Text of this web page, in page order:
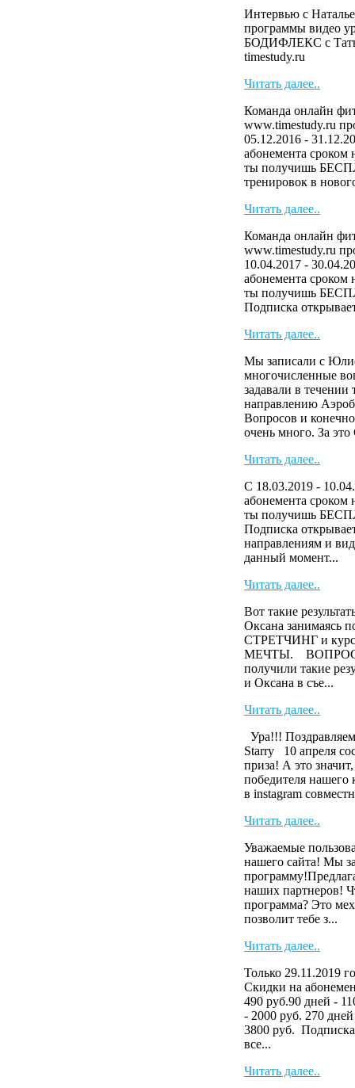
Интервью с
программы видео
БОДИФЛЕКС с
timestudy.ru
Читать далее..
Команда онлайн
www.timestudy.ru
05.12.2016 -
абонемента сроком
ты получишь
тренировок в
Читать далее..
Команда онлайн
www.timestudy.ru
10.04.2017 -
абонемента сроком
ты получишь
Подписка
Читать далее..
Мы записали с
многочисленные
задавали в течении
направлению
Вопросов и
очень много. За
Читать далее..
С 18.03.2019 -
абонемента сроком
ты получишь
Подписка
направлениям и
данный момент...
Читать далее..
Вот такие
Оксана занимаясь
СТРЕТЧИНГ и
МЕЧТЫ. ВОПРОС?
получили такие
и Оксана в съе...
Читать далее..
Ура!!!
Starry 10 апреля
приза! А это
победителя нашего
в instagram
Читать далее..
Уважаемые
нашего сайта! Мы
наших партнеров!
программа? Это
позволит тебе з...
Читать далее..
Только 29.11.2019
Скидки на
490 руб.90 дней -
- 2000 руб. 270
3800 руб.
все...
Читать далее..